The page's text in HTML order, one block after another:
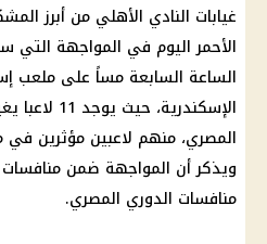
غيابات النادي الأهلي من أبرز
الأحمر اليوم في المواجهة التي
الساعة السابعة مساً على ملعب
المصري، منهم لاعبين مؤثرين
ويذكر أن المواجهة ضمن
منافسات الدوري المصري.